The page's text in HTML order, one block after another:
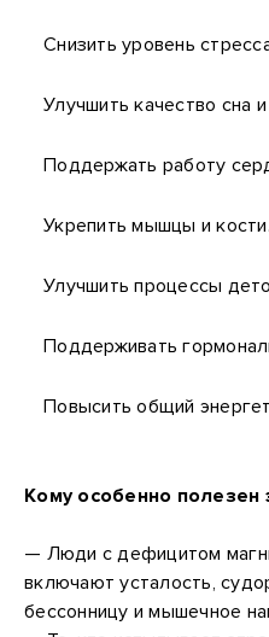
Снизить уровень
Улучшить качество сна
Поддержать работу
Укрепить мышцы и кости.
Улучшить процессы
Поддерживать
Повысить общий
Кому особенно полезен
— Люди с дефицитом
включают усталость,
бессонницу и мышечное